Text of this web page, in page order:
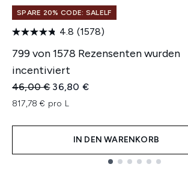
SPARE 20% CODE: SALELF
4.8 (1578)
799 von 1578 Rezensenten wurden
incentiviert
Unverbindliche Preisempfehlung:
46,00 € Aktueller Preis:
36,80 €
817,78 € pro L
IN DEN WARENKORB